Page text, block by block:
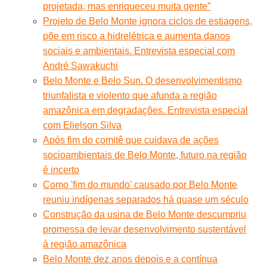
projetada, mas enriqueceu muita gente”
Projeto de Belo Monte ignora ciclos de estiagens,
põe em risco a hidrelétrica e aumenta danos
sociais e ambientais. Entrevista especial com
André Sawakuchi
Belo Monte e Belo Sun. O desenvolvimentismo
triunfalista e violento que afunda a região
amazônica em degradações. Entrevista especial
com Elielson Silva
Após fim do comitê que cuidava de ações
socioambientais de Belo Monte, futuro na região
é incerto
Como 'fim do mundo' causado por Belo Monte
reuniu indígenas separados há quase um século
Construção da usina de Belo Monte descumpriu
promessa de levar desenvolvimento sustentável
à região amazônica
Belo Monte dez anos depois e a contínua